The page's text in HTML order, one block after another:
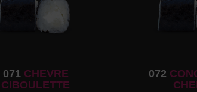
071CHEVRE
CIBOULETTE
072